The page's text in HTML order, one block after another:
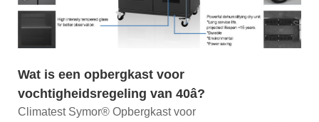
Wat is een opbergkast voor
vochtigheidsregeling van 40â?
Climatest Symor® Opbergkast voor